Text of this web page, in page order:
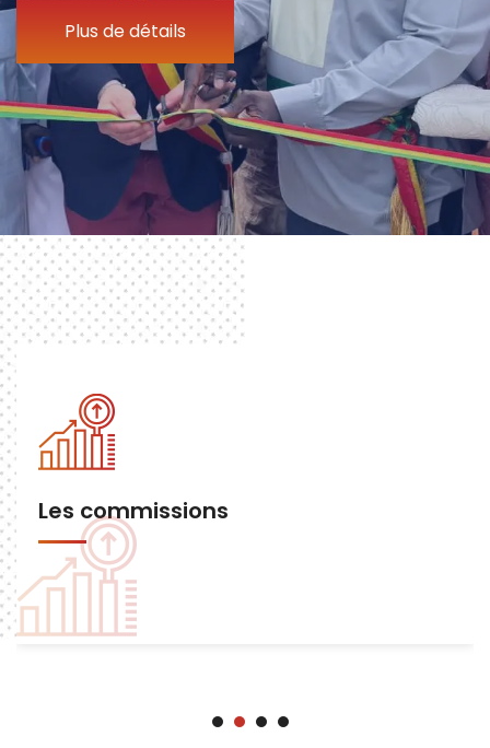
Plus de détails
Les commissions